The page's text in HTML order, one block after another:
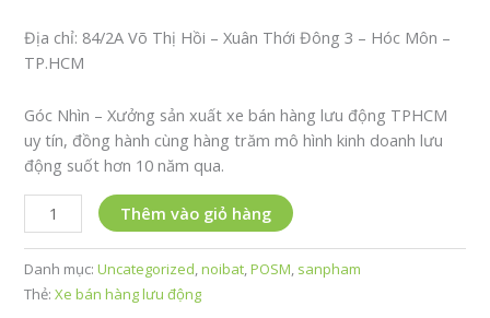
Địa chỉ: 84/2A Võ Thị Hồi – Xuân Thới Đông 3 – Hóc Môn –
TP.HCM
Góc Nhìn – Xưởng sản xuất xe bán hàng lưu động TPHCM
uy tín, đồng hành cùng hàng trăm mô hình kinh doanh lưu
động suốt hơn 10 năm qua.
Bán
Hàng
Lưu
Động
Thêm vào giỏ hàng
Danh mục:Uncategorized,noibat,POSM, sanpham
Thẻ:Xe bán hàng lưu động